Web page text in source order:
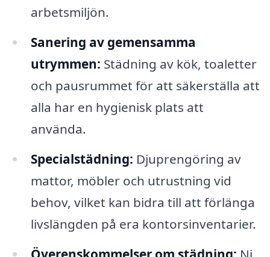
arbetsmiljön.
Sanering av gemensamma
utrymmen: Städning av kök, toaletter
och pausrummet för att säkerställa att
alla har en hygienisk plats att
använda.
Specialstädning: Djuprengöring av
mattor, möbler och utrustning vid
behov, vilket kan bidra till att förlänga
livslängden på era kontorsinventarier.